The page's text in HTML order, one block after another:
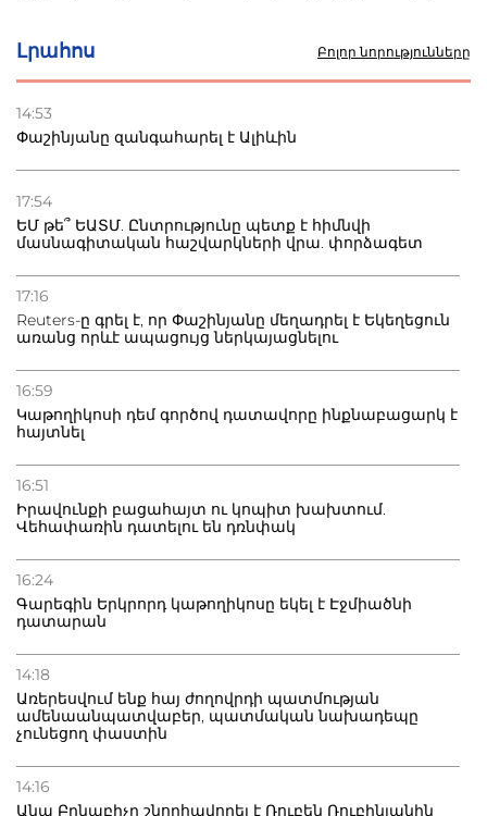
Լրահոս Բոլոր նորությունները
14:53
Փաշինյանը զանգահարել է Ալիևին
17:54
ԵՄ թե՞ ԵԱՏՄ. Ընտրությունը պետք է հիմնվի
մասնագիտական հաշվարկների վրա. փորձագետ
17:16
Reuters-ը գրել է, որ Փաշինյանը մեղադրել է Եկեղեցուն
առանց որևէ ապացույց ներկայացնելու
16:59
Կաթողիկոսի դեմ գործով դատավորը ինքնաբացարկ է
հայտնել
16:51
Իրավունքի բացահայտ ու կոպիտ խախտում.
Վեհափառին դատելու են դռնփակ
16:24
Գարեգին Երկրորդ կաթողիկոսը եկել է Էջմիածնի
դատարան
14:18
Առերեսվում ենք հայ ժողովրդի պատմության
ամենաանպատվաբեր, պատմական նախադեպը
չունեցող փաստին
14:16
Անա Բրնաբիչը շնորհավորել է Ռուբեն Ռուբինյանին
22.07.2026
տուժածներ կան
21.07.2026
Դատվածություն ունեցող միգրանտներին կարգելվի
բնակվել Ռուսաստանում
20.07.2026
Բաքվի բանտից գեներալ Մանուկյանը դիմել է
Փաշինյանին